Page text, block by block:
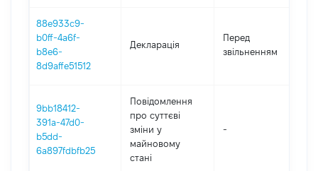
88e933c9-
b0ff-4a6f-
b8e6-
8d9affe51512
Декларація
Перед
звільненням
9bb18412-
391a-47d0-
b5dd-
6a897fdbfb25
Повідомлення
про суттєві
зміни y
майновому
стані
-